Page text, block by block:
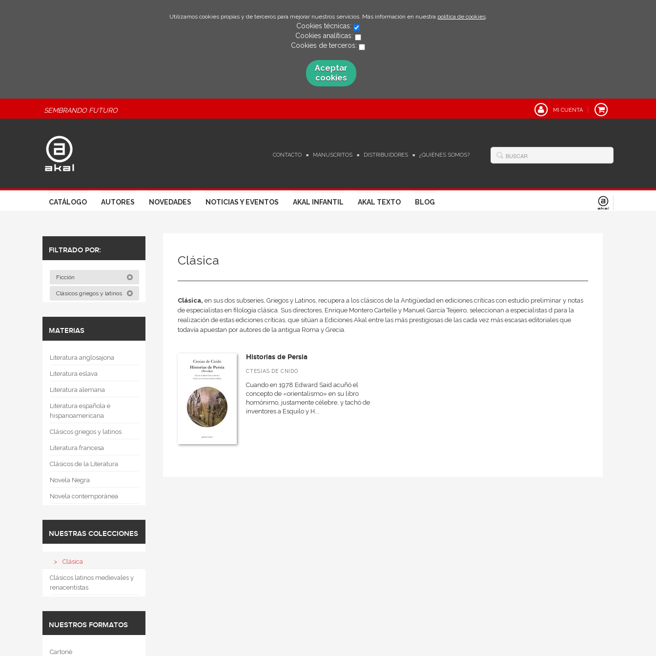
Utilizamos cookies propias y de terceros para mejorar nuestros servicios. Más información en nuestra política de cookies.
Cookies técnicas:
Cookies analíticas:
Cookies de terceros:
Aceptar
cookies
SEMBRANDO FUTURO MI CUENTA
CONTACTO MANUSCRITOS DISTRIBUIDORES ¿QUIÉNES SOMOS?
CATÁLOGO AUTORES NOVEDADES NOTICIAS Y EVENTOS AKAL INFANTIL AKAL TEXTO BLOG
FILTRADO POR:
Ficción
Clásicos griegos y latinos
MATERIAS
Literatura anglosajona
Literatura eslava
Literatura alemana
Literatura española e
hispanoamericana
Clásicos griegos y latinos
Literatura francesa
Clásicos de la Literatura
Novela Negra
Novela contemporánea
NUESTRAS COLECCIONES
Clásica
Clásicos latinos medievales y
renacentistas
NUESTROS FORMATOS
Cartoné
Clásica
Clásica,en sus dos subseries, Griegos y Latinos, recupera a los clásicos de la Antigüedad en ediciones críticas con estudio preliminar y notas
de especialistas en filología clásica. Sus directores, Enrique Montero Cartelle y Manuel García Teijeiro, seleccionan a especialistas d para la
realización de estas ediciones críticas, que sitúan a Ediciones Akal entre las más prestigiosas de las cada vez más escasas editoriales que
todavía apuestan por autores de la antigua Roma y Grecia.
Historias de Persia
CTESIAS DE CNIDO
Cuando en 1978 Edward Said acuñó el
concepto de «orientalismo» en su libro
homónimo, justamente célebre, y tachó de
inventores a Esquilo y H...